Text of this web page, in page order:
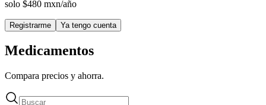
solo $480 mxn/año
Registrarme Ya tengo cuenta
Medicamentos
Compara precios y ahorra.